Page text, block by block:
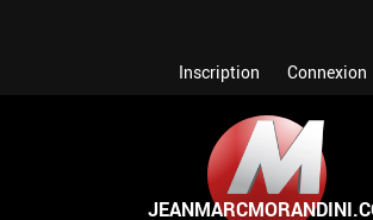
Inscription Connexion